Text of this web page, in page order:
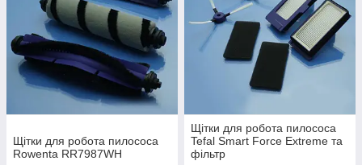
Щітки для робота пилососа
Rowenta RR7987WH
Щітки для робота пилососа
Tefal Smart Force Extreme та
фільтр